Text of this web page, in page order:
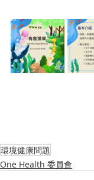
環境健康問題
One Health 委員會